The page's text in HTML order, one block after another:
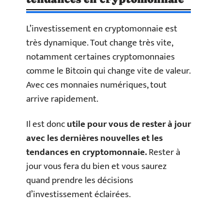
L’investissement en cryptomonnaie est
très dynamique. Tout change très vite,
notamment certaines cryptomonnaies
comme le Bitcoin qui change vite de valeur.
Avec ces monnaies numériques, tout
arrive rapidement.
Il est doncutile pour vous de rester à jour
avec les dernières nouvelles et les
tendances en cryptomonnaie.Rester à
jour vous fera du bien et vous saurez
quand prendre les décisions
d’investissement éclairées.